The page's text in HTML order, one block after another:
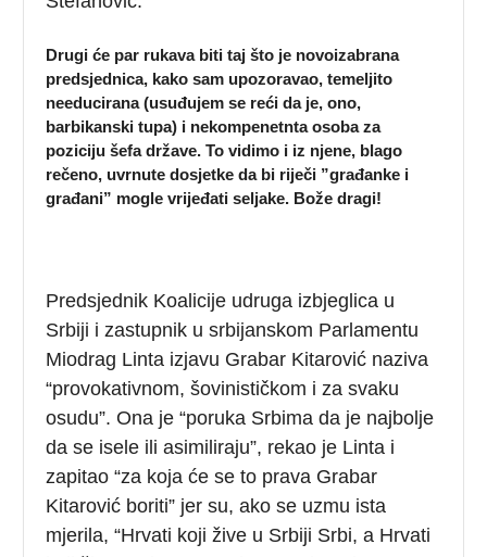
Drugi će par rukava biti taj što je novoizabrana
predsjednica, kako sam upozoravao, temeljito
needucirana (usuđujem se reći da je, ono,
barbikanski tupa) i nekompenetnta osoba za
poziciju šefa države. To vidimo i iz njene, blago
rečeno, uvrnute dosjetke da bi riječi ”građanke i
građani” mogle vrijeđati seljake. Bože dragi!
Predsjednik Koalicije udruga izbjeglica u
Srbiji i zastupnik u srbijanskom Parlamentu
Miodrag Linta izjavu Grabar Kitarović naziva
“provokativnom, šovinističkom i za svaku
osudu”. Ona je “poruka Srbima da je najbolje
da se isele ili asimiliraju”, rekao je Linta i
zapitao “za koja će se to prava Grabar
Kitarović boriti” jer su, ako se uzmu ista
mjerila, “Hrvati koji žive u Srbiji Srbi, a Hrvati